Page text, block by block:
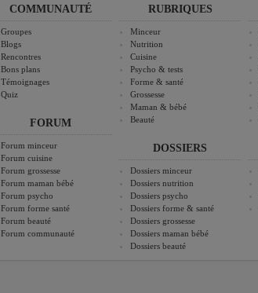
COMMUNAUTÉ
Groupes
Blogs
Rencontres
Bons plans
Témoignages
Quiz
FORUM
Forum minceur
Forum cuisine
Forum grossesse
Forum maman bébé
Forum psycho
Forum forme santé
Forum beauté
Forum communauté
RUBRIQUES
Minceur
Nutrition
Cuisine
Psycho & tests
Forme & santé
Grossesse
Maman & bébé
Beauté
DOSSIERS
Dossiers minceur
Dossiers nutrition
Dossiers psycho
Dossiers forme & santé
Dossiers grossesse
Dossiers maman bébé
Dossiers beauté